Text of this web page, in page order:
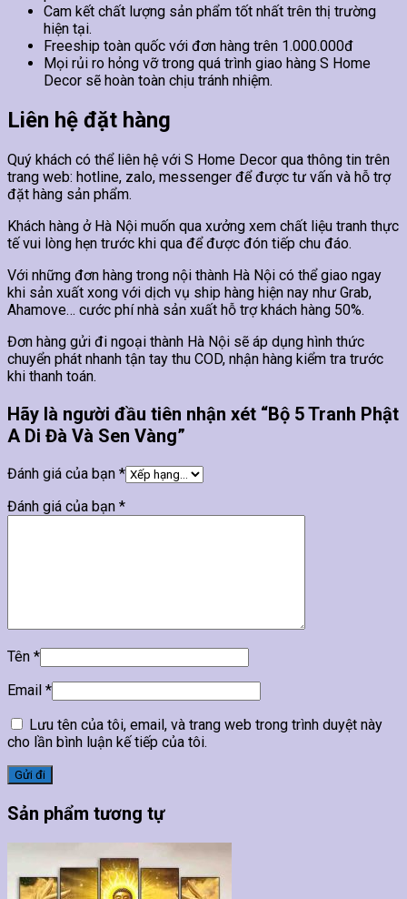
Cam kết chất lượng sản phẩm tốt nhất trên thị trường
hiện tại.
Freeship toàn quốc với đơn hàng trên 1.000.000đ
Mọi rủi ro hỏng vỡ trong quá trình giao hàng S Home
Decor sẽ hoàn toàn chịu tránh nhiệm.
Liên hệ đặt hàng
Quý khách có thể liên hệ với S Home Decor qua thông tin trên
trang web: hotline, zalo, messenger để được tư vấn và hỗ trợ
đặt hàng sản phẩm.
Khách hàng ở Hà Nội muốn qua xưởng xem chất liệu tranh thực
tế vui lòng hẹn trước khi qua để được đón tiếp chu đáo.
Với những đơn hàng trong nội thành Hà Nội có thể giao ngay
khi sản xuất xong với dịch vụ ship hàng hiện nay như Grab,
Ahamove… cước phí nhà sản xuất hỗ trợ khách hàng 50%.
Đơn hàng gửi đi ngoại thành Hà Nội sẽ áp dụng hình thức
chuyển phát nhanh tận tay thu COD, nhận hàng kiểm tra trước
khi thanh toán.
Hãy là người đầu tiên nhận xét “Bộ 5 Tranh Phật
A Di Đà Và Sen Vàng”
Đánh giá của bạn *
Đánh giá của bạn *
Tên *
Email *
Lưu tên của tôi, email, và trang web trong trình duyệt này
cho lần bình luận kế tiếp của tôi.
Sản phẩm tương tự